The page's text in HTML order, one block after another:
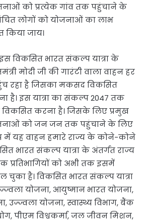
को प्रत्येक गांव तक पहुंचाने के
लोगों को योजनाओं का लाभ
किया जाय।
विकसित भारत संकल्प यात्रा के
मोदी जी की गारंटी वाला वाहन हर
रहा है जिसका मकसद विकसित
है। इस यात्रा का संकल्प 2047 तक
विकसित करना है। जिसके लिए प्रमुख
को जन जन तक पहुंचाने के लिए
में यह वाहन हमारे राज्य के कोने-कोने
भारत संकल्प यात्रा के अंतर्गत राज्य
प्रतिभागियों को अभी तक इसमें
चुका है। विकसित भारत संकल्प यात्रा
योजना, आयुष्मान भारत योजना,
उज्ज्वला योजना, स्वास्थ्य विभाग, बैंक
पीएम विश्वकर्मा, जल जीवन मिशन,